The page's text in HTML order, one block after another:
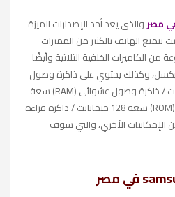
والذي يعد أحد الإصدارات الميزة
الهاتف بالكثير من المميزات
من الكاميرات الخلفية الثلاثية وأيضًا
يحتوي على ذاكرة وصول
عشوائي (RAM) سعة 6 جيجابايت / ذاكرة وصول عشوائي (RAM) سعة
8 جيجابايت وذاكرة قراءة فقط (ROM) سعة 128 جيجابايت / ذاكرة قراءة
من الإمكانيات الأخري، والتي سوف